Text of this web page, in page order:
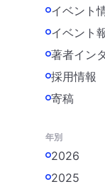
イベント
イベント
著者イン
採用情報
寄稿
年別
2026
2025